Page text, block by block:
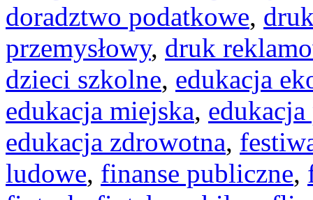
doradztwo podatkowe,
przemysłowy, druk
dzieci szkolne, edukacja
edukacja miejska,
edukacja zdrowotna,
ludowe, finanse publiczne,